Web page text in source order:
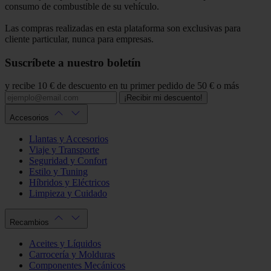
consumo de combustible de su vehículo.
Las compras realizadas en esta plataforma son exclusivas para
cliente particular, nunca para empresas.
Suscríbete a nuestro boletín
y recibe 10 € de descuento en tu primer pedido de 50 € o más
¡Recibir mi descuento!
Accesorios
Llantas y Accesorios
Viaje y Transporte
Seguridad y Confort
Estilo y Tuning
Híbridos y Eléctricos
Limpieza y Cuidado
Recambios
Aceites y Líquidos
Carrocería y Molduras
Componentes Mecánicos